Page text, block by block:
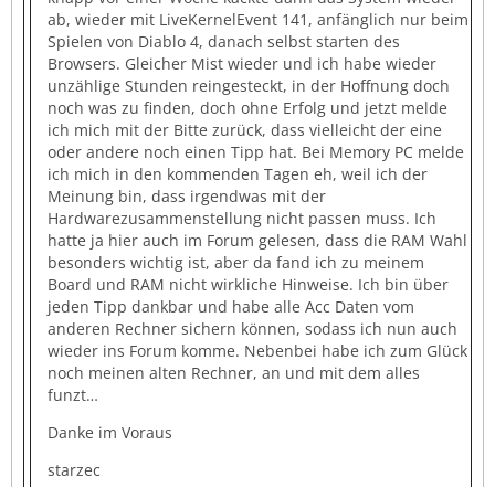
ab, wieder mit LiveKernelEvent 141, anfänglich nur beim
Spielen von Diablo 4, danach selbst starten des
Browsers. Gleicher Mist wieder und ich habe wieder
unzählige Stunden reingesteckt, in der Hoffnung doch
noch was zu finden, doch ohne Erfolg und jetzt melde
ich mich mit der Bitte zurück, dass vielleicht der eine
oder andere noch einen Tipp hat. Bei Memory PC melde
ich mich in den kommenden Tagen eh, weil ich der
Meinung bin, dass irgendwas mit der
Hardwarezusammenstellung nicht passen muss. Ich
hatte ja hier auch im Forum gelesen, dass die RAM Wahl
besonders wichtig ist, aber da fand ich zu meinem
Board und RAM nicht wirkliche Hinweise. Ich bin über
jeden Tipp dankbar und habe alle Acc Daten vom
anderen Rechner sichern können, sodass ich nun auch
wieder ins Forum komme. Nebenbei habe ich zum Glück
noch meinen alten Rechner, an und mit dem alles
funzt…
Danke im Voraus
starzec